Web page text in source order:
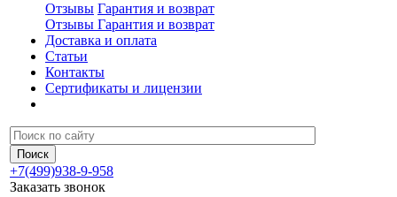
Отзывы Гарантия и возврат
Отзывы Гарантия и возврат
Доставка и оплата
Статьи
Контакты
Сертификаты и лицензии
+7(499)938-9-958
Заказать звонок